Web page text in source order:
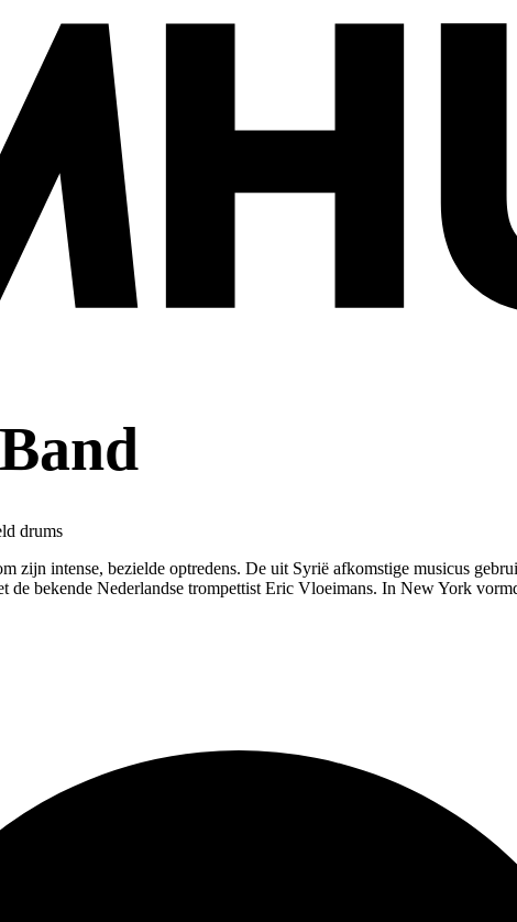
drums
zijn intense, bezielde optredens. De uit Syrië afkomstige musicus
de bekende Nederlandse trompettist Eric Vloeimans. In New York